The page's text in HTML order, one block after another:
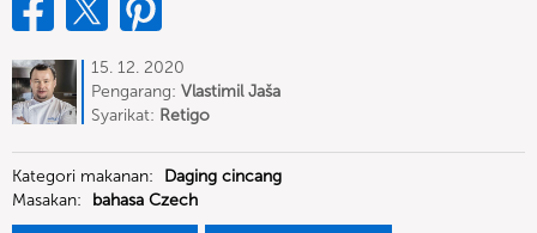
15. 12. 2020
Pengarang: Vlastimil Jaša
Syarikat: Retigo
Kategori makanan:
Daging cincang
Masakan:
bahasa Czech